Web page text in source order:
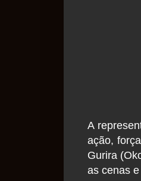
A
ação,
Gurira
as cenas